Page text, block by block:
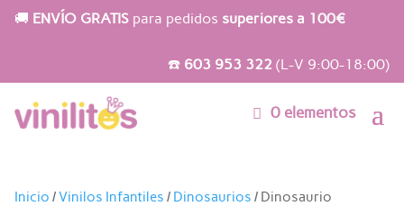
🚚 ENVÍO GRATISpara pedidos superiores a 100€
☎️ 603 953 322 (L-V 9:00-18:00)
0 elementos
Inicio /Vinilos Infantiles / Dinosaurios / Dinosaurio